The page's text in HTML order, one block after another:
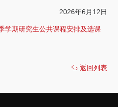
2026年6月12日
学期研究生公共课程安排及选课
返回列表